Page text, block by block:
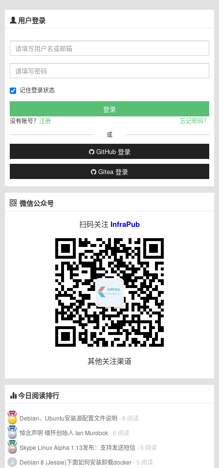
用户登录
记住登录状态
没有账号？ 注册
忘记密码？
或
GitHub 登录
Gitea 登录
微信公众号
扫码关注 InfraPub
其他关注渠道
今日阅读排行
Debian、Ubuntu安装源配置文件说明 - 8 阅读
悼念声明 缅怀创始人 Ian Murdock- 6 阅读
Skype Linux Alpha 1.13发布：支持发送短信- 5 阅读
4
Debian 8 (Jessie)下面如何安装卸载docker- 5 阅读